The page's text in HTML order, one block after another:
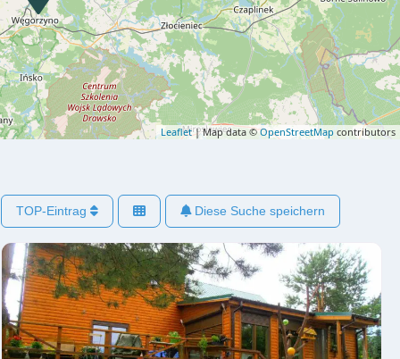
Leaflet| Map data ©OpenStreetMap contributors
TOP-Eintrag Diese Suche speichern